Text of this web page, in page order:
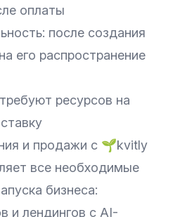
оплаты
после создания
его распространение
ресурсов на
и продажи с 🌱kvitly
все необходимые
бизнеса:
и лендингов с AI-